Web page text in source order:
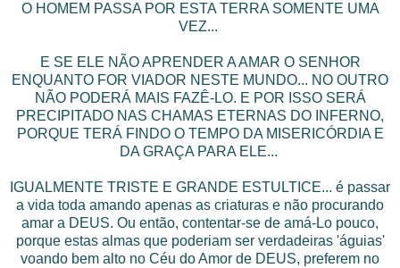
O HOMEM PASSA POR ESTA TERRA SOMENTE UMA
VEZ...
E SE ELE NÃO APRENDER A AMAR O SENHOR
ENQUANTO FOR VIADOR NESTE MUNDO... NO OUTRO
NÃO PODERÁ MAIS FAZÊ-LO. E POR ISSO SERÁ
PRECIPITADO NAS CHAMAS ETERNAS DO INFERNO,
PORQUE TERÁ FINDO O TEMPO DA MISERICÓRDIA E
DA GRAÇA PARA ELE...
IGUALMENTE TRISTE E GRANDE ESTULTICE... é passar
a vida toda amando apenas as criaturas e não procurando
amar a DEUS. Ou então, contentar-se de amá-Lo pouco,
porque estas almas que poderiam ser verdadeiras 'águias'
voando bem alto no Céu do Amor de DEUS, preferem no